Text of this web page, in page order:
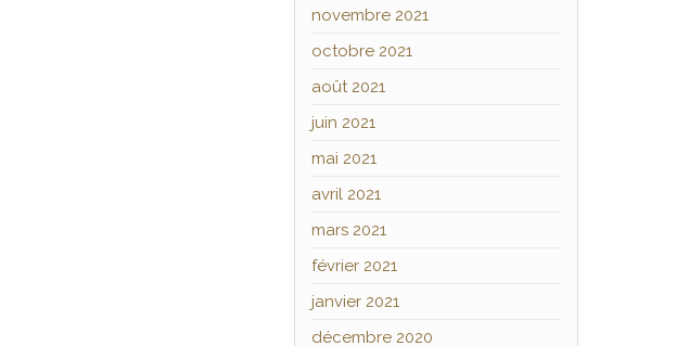
novembre 2021
octobre 2021
août 2021
juin 2021
mai 2021
avril 2021
mars 2021
février 2021
janvier 2021
décembre 2020